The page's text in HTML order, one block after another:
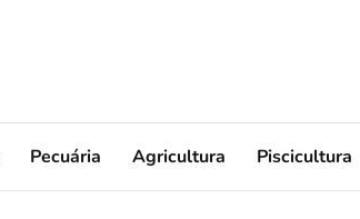
Pecuária Agricultura Piscicultura